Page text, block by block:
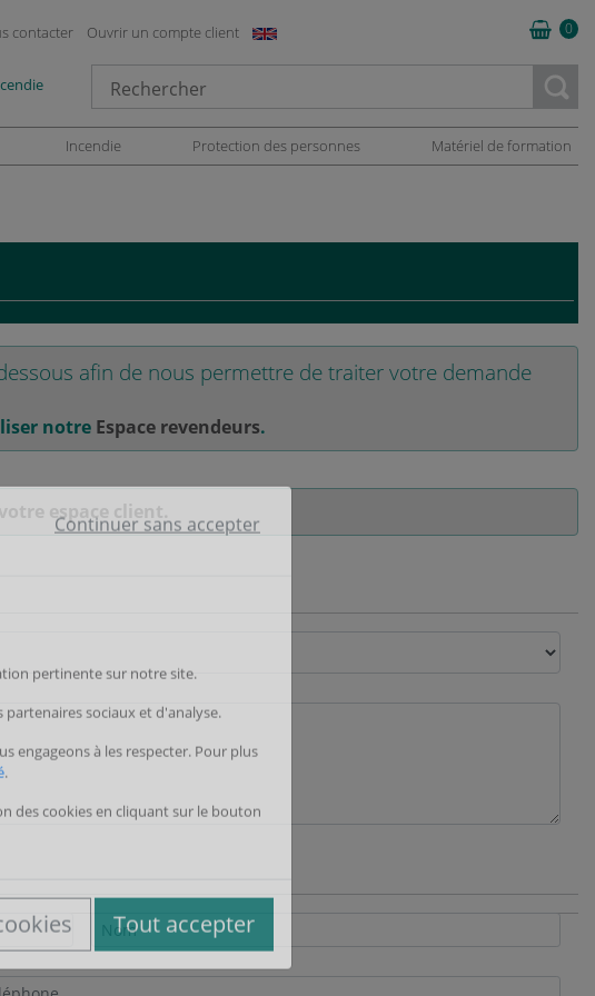
contacter Ouvrir un compte client 0
Incendie Protection des personnes Matériel de formation
afin de nous permettre de traiter votre demande
notre Espace revendeurs.
espace client.
Continuer sans accepter